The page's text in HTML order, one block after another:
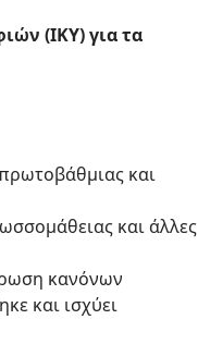
(ΙΚΥ) για τα
και
και άλλες
κανόνων
και ισχύει